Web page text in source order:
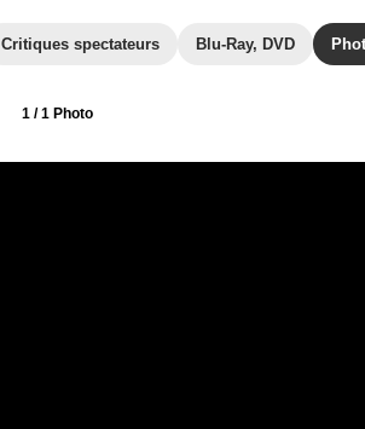
Critiques spectateurs Blu-Ray, DVD
1 / 1 Photo